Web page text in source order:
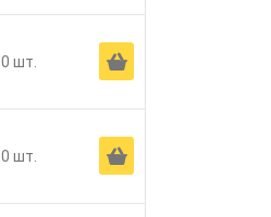
0 шт. Ä
0 шт. Ä